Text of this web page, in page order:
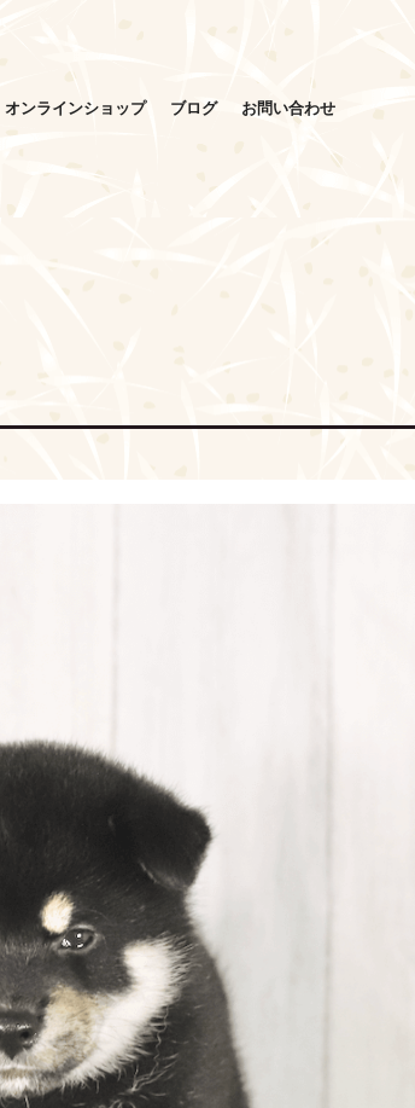
オンラインショップ ブログ お問い合わせ